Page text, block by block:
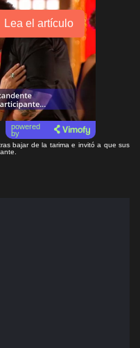
Lea el artículo
powered
by
bajar de la tarima e invitó a que sus